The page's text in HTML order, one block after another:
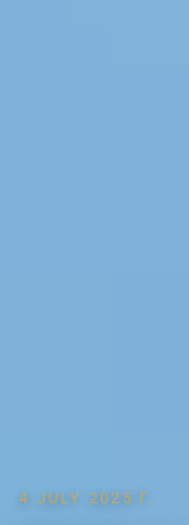
4 JULY 2025 Г.